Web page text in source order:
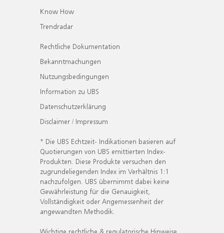
Know How
Trendradar
Rechtliche Dokumentation
Bekanntmachungen
Nutzungsbedingungen
Information zu UBS
Datenschutzerklärung
Disclaimer / Impressum
* Die UBS Echtzeit- Indikationen basieren auf
Quotierungen von UBS emittierten Index-
Produkten. Diese Produkte versuchen den
zugrundeliegenden Index im Verhältnis 1:1
nachzufolgen. UBS übernimmt dabei keine
Gewährleistung für die Genauigkeit,
Vollständigkeit oder Angemessenheit der
angewandten Methodik.